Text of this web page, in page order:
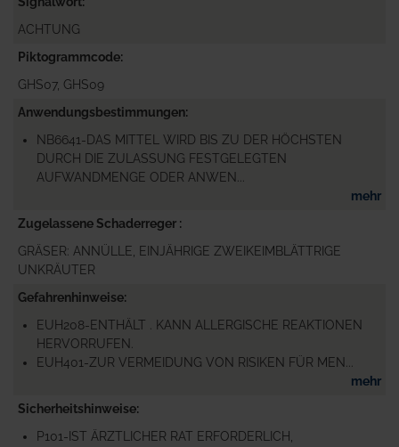
ACHTUNG
Piktogrammcode
GHS07, GHS09
Anwendungsbestimmungen
NB6641-DAS MITTEL WIRD BIS ZU DER HÖCHSTEN
DURCH DIE ZULASSUNG FESTGELEGTEN
AUFWANDMENGE ODER ANWEN...
mehr
Zugelassene Schaderreger
GRÄSER: ANNÜLLE, EINJÄHRIGE ZWEIKEIMBLÄTTRIGE
UNKRÄUTER
Gefahrenhinweise
EUH208-ENTHÄLT . KANN ALLERGISCHE REAKTIONEN
HERVORRUFEN.
EUH401-ZUR VERMEIDUNG VON RISIKEN FÜR MEN...
mehr
Sicherheitshinweise
P101-IST ÄRZTLICHER RAT ERFORDERLICH,